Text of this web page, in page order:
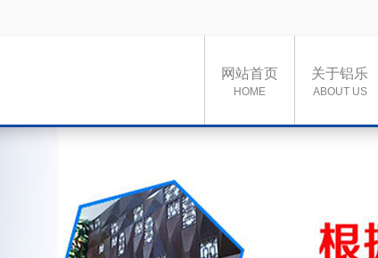
网站首页
HOME
关于铝乐
ABOUT US